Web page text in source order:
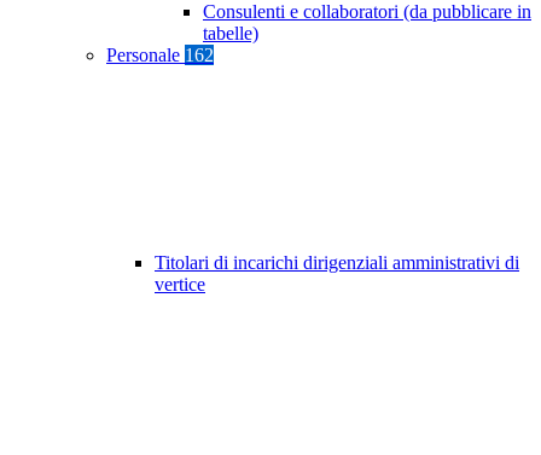
Consulenti e collaboratori (da pubblicare in
tabelle)
Personale 162
Titolari di incarichi dirigenziali amministrativi di
vertice